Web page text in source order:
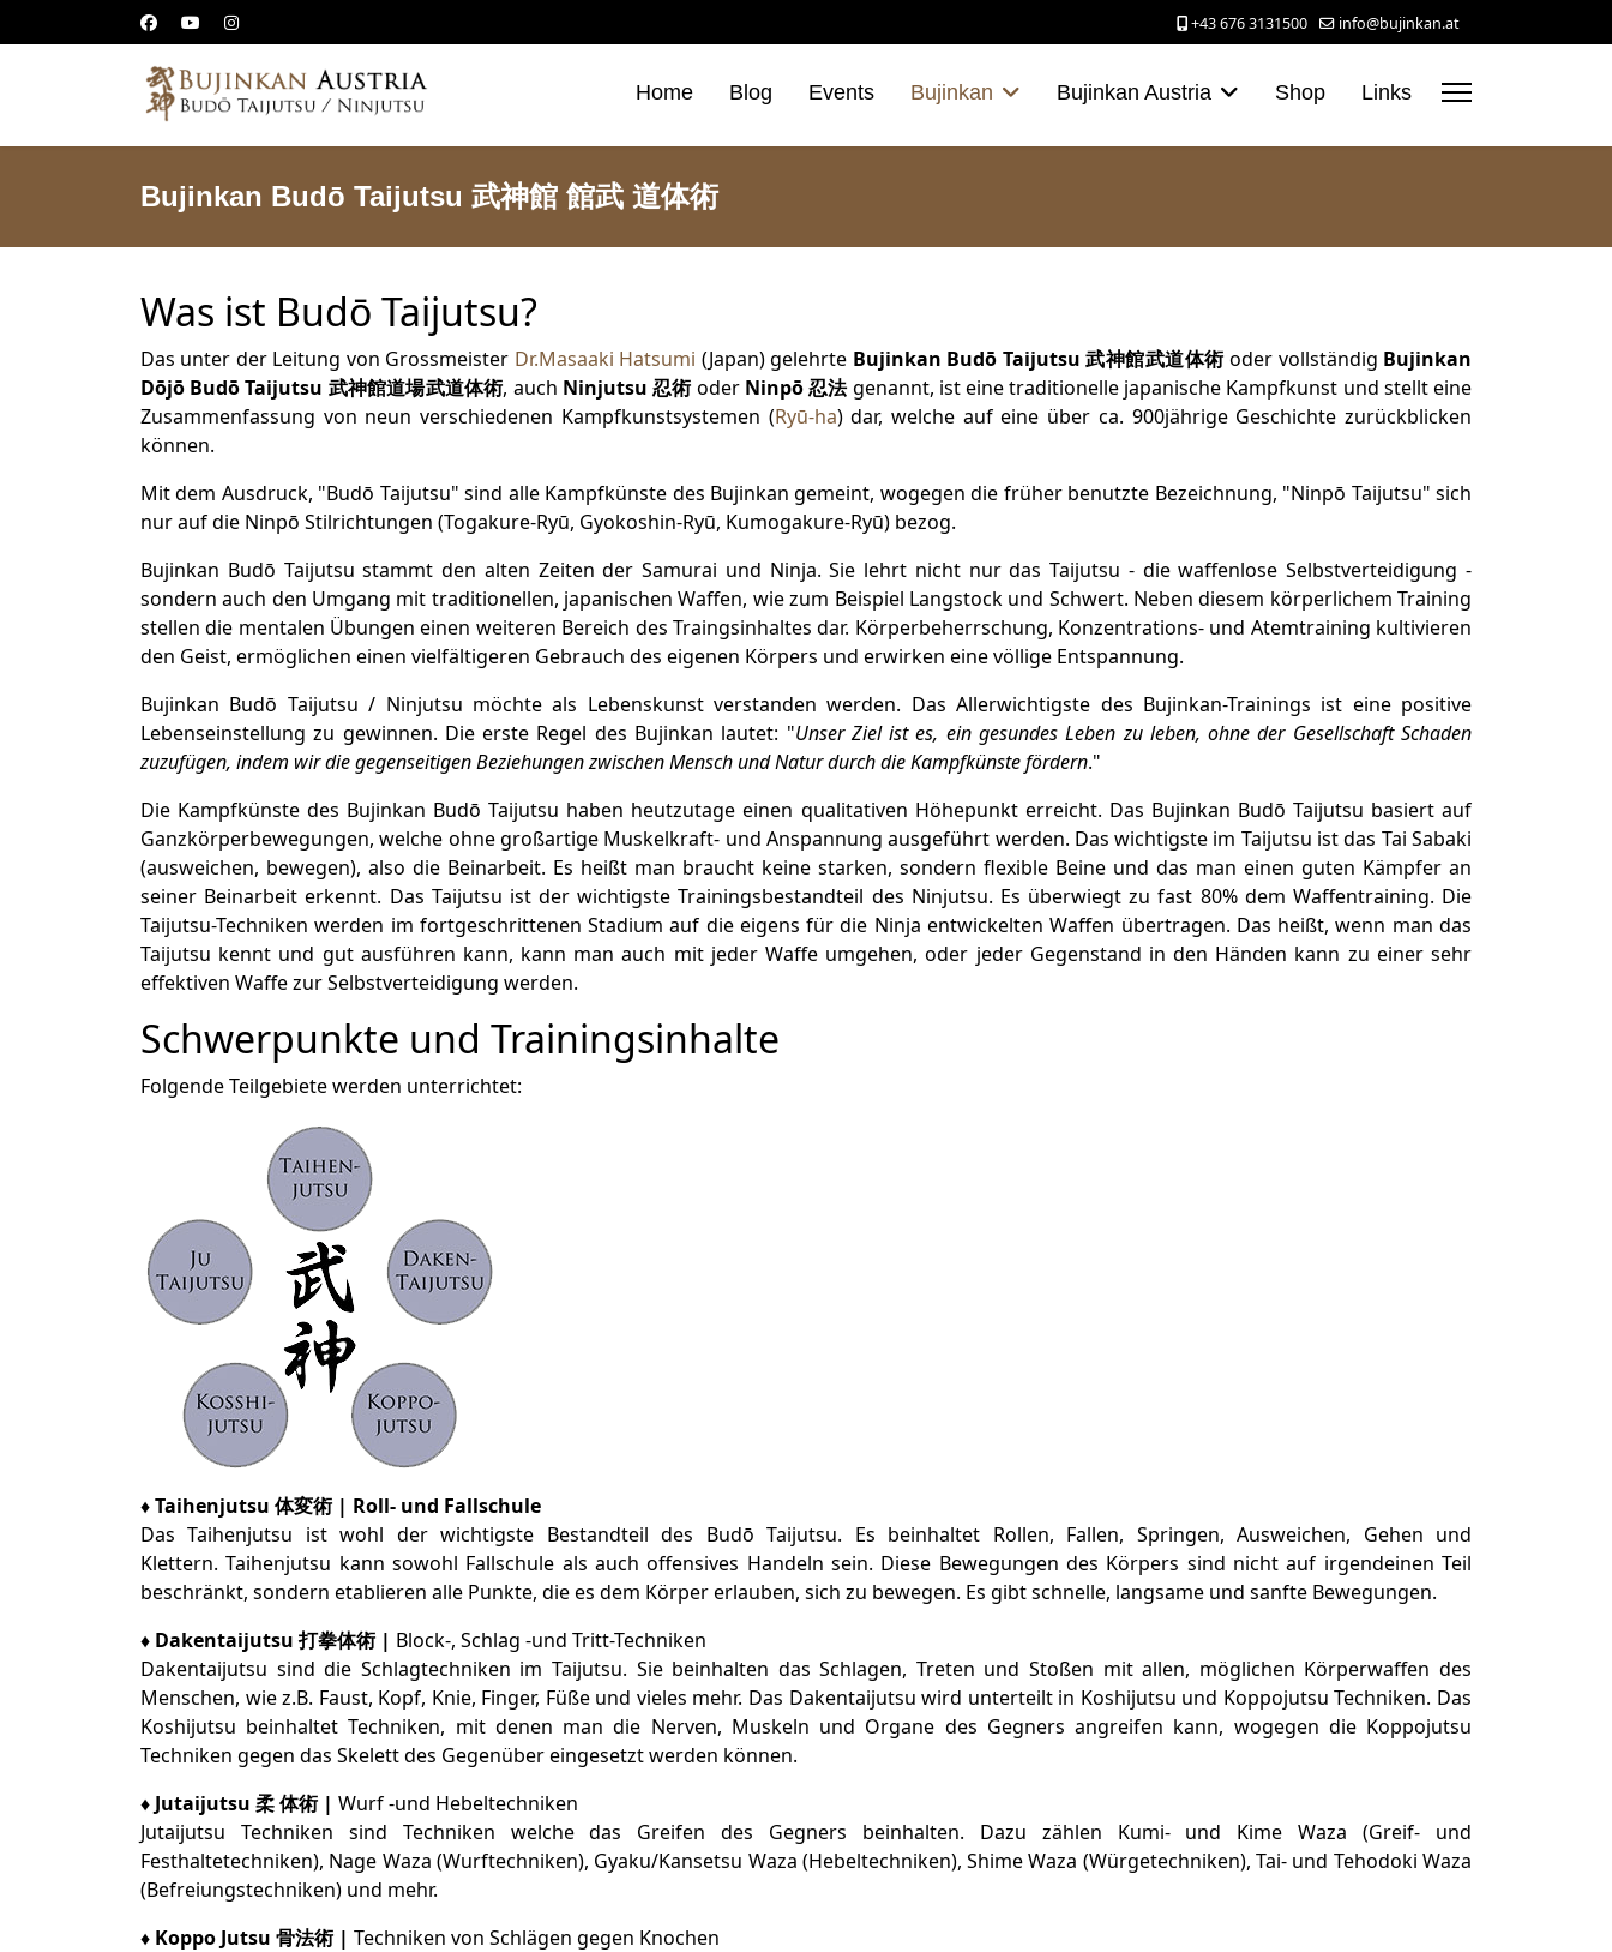
+43 676 3131500 info@bujinkan.at
Home Blog Events Bujinkan Bujinkan Austria Shop Links
Bujinkan Budō Taijutsu 武神館 館武 道体術
Was ist Budō Taijutsu?
Das unter der Leitung von Grossmeister Dr.Masaaki Hatsumi (Japan) gelehrte Bujinkan Budō Taijutsu 武神館武道体術oder vollständig Bujinkan
Dōjō Budō Taijutsu 武神館道場武道体術, auch Ninjutsu 忍術oder Ninpō 忍法genannt, ist eine traditionelle japanische Kampfkunst und stellt eine
Zusammenfassung von neun verschiedenen Kampfkunstsystemen (Ryū-ha) dar, welche auf eine über ca. 900jährige Geschichte zurückblicken
können.
Mit dem Ausdruck, "Budō Taijutsu" sind alle Kampfkünste des Bujinkan gemeint, wogegen die früher benutzte Bezeichnung, "Ninpō Taijutsu" sich
nur auf die Ninpō Stilrichtungen (Togakure-Ryū, Gyokoshin-Ryū, Kumogakure-Ryū) bezog.
Bujinkan Budō Taijutsu stammt den alten Zeiten der Samurai und Ninja. Sie lehrt nicht nur das Taijutsu - die waffenlose Selbstverteidigung -
sondern auch den Umgang mit traditionellen, japanischen Waffen, wie zum Beispiel Langstock und Schwert. Neben diesem körperlichem Training
stellen die mentalen Übungen einen weiteren Bereich des Traingsinhaltes dar. Körperbeherrschung, Konzentrations- und Atemtraining kultivieren
den Geist, ermöglichen einen vielfältigeren Gebrauch des eigenen Körpers und erwirken eine völlige Entspannung.
Bujinkan Budō Taijutsu / Ninjutsu möchte als Lebenskunst verstanden werden. Das Allerwichtigste des Bujinkan-Trainings ist eine positive
Lebenseinstellung zu gewinnen. Die erste Regel des Bujinkan lautet: "Unser Ziel ist es, ein gesundes Leben zu leben, ohne der Gesellschaft Schaden
zuzufügen, indem wir die gegenseitigen Beziehungen zwischen Mensch und Natur durch die Kampfkünste fördern."
Die Kampfkünste des Bujinkan Budō Taijutsu haben heutzutage einen qualitativen Höhepunkt erreicht. Das Bujinkan Budō Taijutsu basiert auf
Ganzkörperbewegungen, welche ohne großartige Muskelkraft- und Anspannung ausgeführt werden. Das wichtigste im Taijutsu ist das Tai Sabaki
(ausweichen, bewegen), also die Beinarbeit. Es heißt man braucht keine starken, sondern flexible Beine und das man einen guten Kämpfer an
seiner Beinarbeit erkennt. Das Taijutsu ist der wichtigste Trainingsbestandteil des Ninjutsu. Es überwiegt zu fast 80% dem Waffentraining. Die
Taijutsu-Techniken werden im fortgeschrittenen Stadium auf die eigens für die Ninja entwickelten Waffen übertragen. Das heißt, wenn man das
Taijutsu kennt und gut ausführen kann, kann man auch mit jeder Waffe umgehen, oder jeder Gegenstand in den Händen kann zu einer sehr
effektiven Waffe zur Selbstverteidigung werden.
Schwerpunkte und Trainingsinhalte
Folgende Teilgebiete werden unterrichtet:
♦ Taihenjutsu 体変術| Roll- und Fallschule
Das Taihenjutsu ist wohl der wichtigste Bestandteil des Budō Taijutsu. Es beinhaltet Rollen, Fallen, Springen, Ausweichen, Gehen und
Klettern. Taihenjutsu kann sowohl Fallschule als auch offensives Handeln sein. Diese Bewegungen des Körpers sind nicht auf irgendeinen Teil
beschränkt, sondern etablieren alle Punkte, die es dem Körper erlauben, sich zu bewegen. Es gibt schnelle, langsame und sanfte Bewegungen.
♦ Dakentaijutsu打拳体術 | Block-, Schlag -und Tritt-Techniken
Dakentaijutsu sind die Schlagtechniken im Taijutsu. Sie beinhalten das Schlagen, Treten und Stoßen mit allen, möglichen Körperwaffen des
Menschen, wie z.B. Faust, Kopf, Knie, Finger, Füße und vieles mehr. Das Dakentaijutsu wird unterteilt in Koshijutsu und Koppojutsu Techniken. Das
Koshijutsu beinhaltet Techniken, mit denen man die Nerven, Muskeln und Organe des Gegners angreifen kann, wogegen die Koppojutsu
Techniken gegen das Skelett des Gegenüber eingesetzt werden können.
♦ Jutaijutsu 柔 体術 | Wurf -und Hebeltechniken
Jutaijutsu Techniken sind Techniken welche das Greifen des Gegners beinhalten. Dazu zählen Kumi- und Kime Waza (Greif- und
Festhaltetechniken), Nage Waza (Wurftechniken), Gyaku/Kansetsu Waza (Hebeltechniken), Shime Waza (Würgetechniken), Tai- und Tehodoki Waza
(Befreiungstechniken) und mehr.
♦ Koppo Jutsu 骨法術 | Techniken von Schlägen gegen Knochen